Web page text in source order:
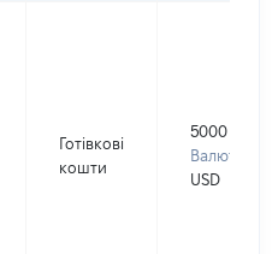
Готівкові
кошти
5000
Валюта:
USD